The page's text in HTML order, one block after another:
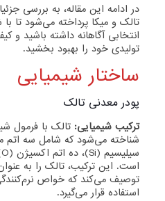
در ادامه این مقاله، به بررسی
تالک و میکا پرداخته می‌شود تا
انتخابی آگاهانه داشته باشید و
تولیدی خود را بهبود بخشید.
ساختار شیمیایی
پودر معدنی تالک
ترکیب شیمیایی:
است. این ترکیب، تالک را به
توصیف می‌کند که خواص
استفاده قرار می‌گیرد.